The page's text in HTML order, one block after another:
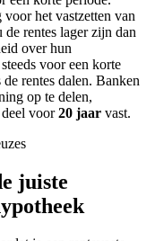
het vastzetten van
de rentes lager zijn dan
over hun
voor een korte
rentes dalen. Banken
op te delen,
deel voor20 jaar vast.
juiste